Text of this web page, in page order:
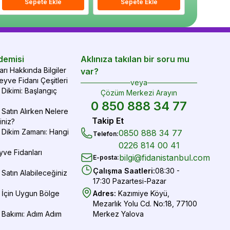
Sepete Ekle Sepete Ekle
Sepete Ekle Sepete Ekle
Hakkında Bilgiler
Fidanı Çeşitleri
Başlangıç
Alırken Nelere
Zamanı: Hangi
Fidanları
Alabileceğiniz
İçin Uygun Bölge
Adım Adım
Aklınıza takılan bir soru mu
var?
veya
Çözüm Merkezi Arayın
0 850 888 34 77
Takip Et
Telefon:0850 888 34 77
0226 814 00 41
E-posta:bilgi@fidanistanbul.com
Çalışma Saatleri:08:30 -
17:30 Pazartesi-Pazar
Adres: Kazımiye Köyü,
Mezarlık Yolu Cd. No:18, 77100
Merkez Yalova